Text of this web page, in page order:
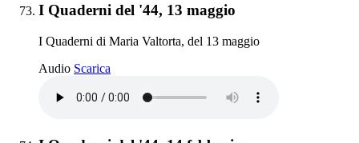
Elemento 73:
I Quaderni del '44, 13 maggio
I Quaderni di Maria Valtorta, del 13 maggio
Audio Scarica